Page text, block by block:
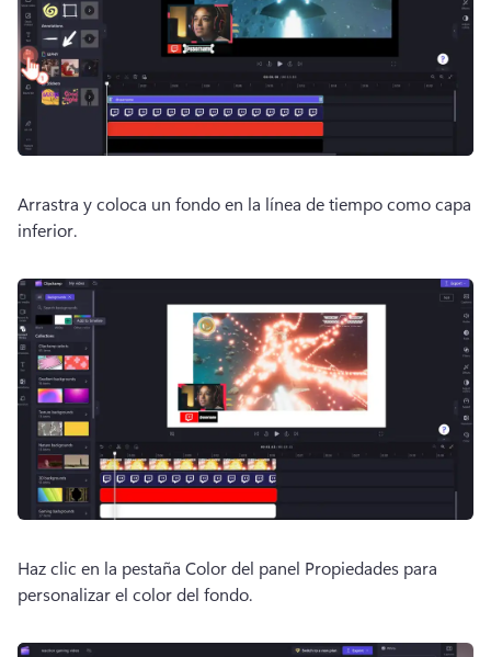
Arrastra y coloca un fondo en la línea de tiempo como capa
inferior.
Haz clic en la pestaña Color del panel Propiedades para
personalizar el color del fondo.